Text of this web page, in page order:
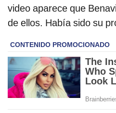
video aparece que
de ellos. Había sido su